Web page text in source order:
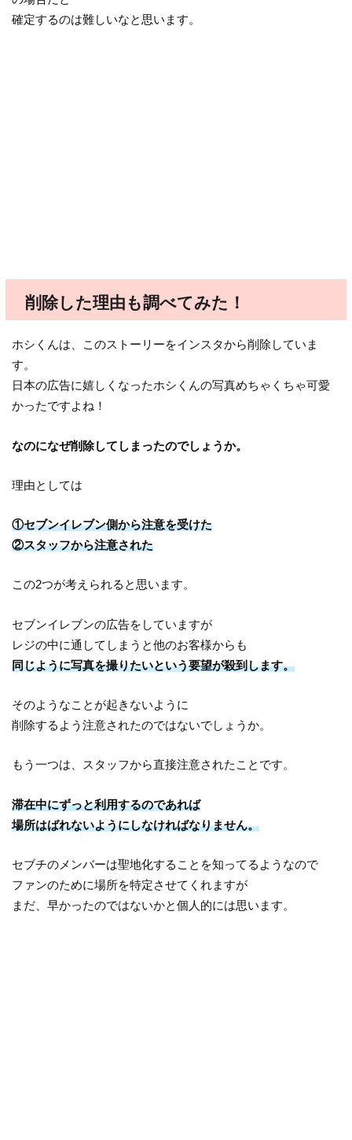
確定するのは難しいなと思います。
削除した理由も調べてみた！
ホシくんは、このストーリーをインスタから削除していま
す。
日本の広告に嬉しくなったホシくんの写真めちゃくちゃ可愛
かったですよね！
なのになぜ削除してしまったのでしょうか。
理由としては
①セブンイレブン側から注意を受けた
②スタッフから注意された
この2つが考えられると思います。
セブンイレブンの広告をしていますが
レジの中に通してしまうと他のお客様からも
同じように写真を撮りたいという要望が殺到します。
そのようなことが起きないように
削除するよう注意されたのではないでしょうか。
もう一つは、スタッフから直接注意されたことです。
滞在中にずっと利用するのであれば
場所はばれないようにしなければなりません。
セブチのメンバーは聖地化することを知ってるようなので
ファンのために場所を特定させてくれますが
まだ、早かったのではないかと個人的には思います。